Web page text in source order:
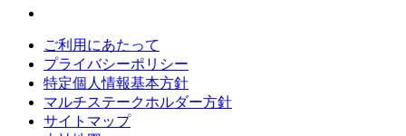
ご利用にあたって
プライバシーポリシー
特定個人情報基本方針
マルチステークホルダー方針
サイトマップ